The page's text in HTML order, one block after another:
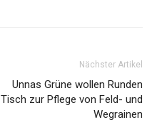
Nächster Artikel
Unnas Grüne wollen Runden
Tisch zur Pflege von Feld- und
Wegrainen